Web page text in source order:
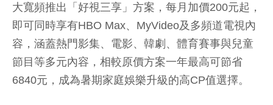
大寬頻推出「好視三享」方案，每月加價200元起，
即可同時享有HBO Max、MyVideo及多頻道電視內
容，涵蓋熱門影集、電影、韓劇、體育賽事與兒童
節目等多元內容，相較原價方案一年最高可節省
6840元，成為暑期家庭娛樂升級的高CP值選擇。